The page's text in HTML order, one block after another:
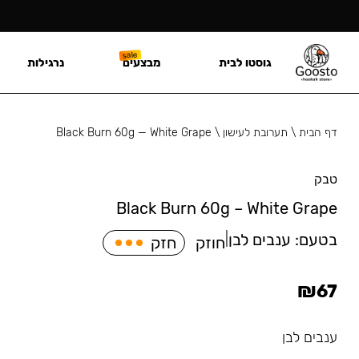
דף הבית\ תערובת לעישון \
Black Burn 60g — White Grape
טבק
Black Burn 60g – White Grape
בטעם: ענבים לבן חוזק חזק
₪67
ענבים לבן
גוסטו לבית מבצעים נרגילות